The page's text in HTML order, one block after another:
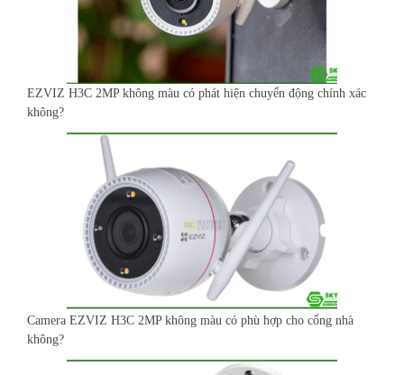
EZVIZ H3C 2MP không màu có phát hiện chuyển động chính xác
không?
Camera EZVIZ H3C 2MP không màu có phù hợp cho cổng nhà
không?